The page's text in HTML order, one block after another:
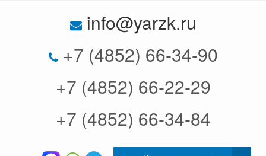
info@yarzk.ru
+7 (4852) 66-34-90
+7 (4852) 66-22-29
+7 (4852) 66-34-84